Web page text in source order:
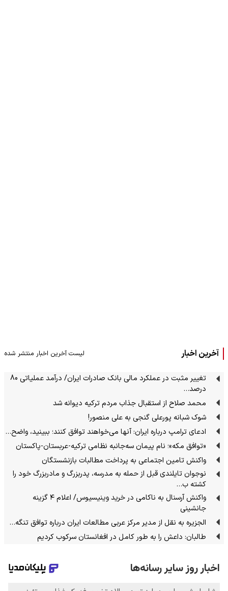
آخرین اخبار لیست آخرین اخبار منتشر شده
تغییر مثبت در عملکرد مالی بانک صادرات ایران/ درآمد عملیاتی 80
درصد…
محمد صلاح از استقبال جذاب مردم ترکیه دیوانه شد
شوک شبانه پورعلی گنجی به علی منصور!
ادعای ترامپ درباره ایران: آنها می‌خواهند توافق کنند؛ ببینید، واضح…
«توافق مکه»؛ نام پیمان سه‌جانبه نظامی ترکیه-عربستان-پاکستان
واکنش تامین اجتماعی به پرداخت مطالبات بازنشستگان
نوجوان تایلندی قبل از حمله به مدرسه، پدربزرگ و مادربزرگ خود را
کشته ب…
واکنش آرسنال به ناکامی در خرید وینیسیوس/ اعلام ۴ گزینه
جانشینی
الجزیره به نقل از مدیر مرکز عربی مطالعات ایران درباره توافق تنگه…
طالبان: داعش را به طور کامل در افغانستان سرکوب کردیم